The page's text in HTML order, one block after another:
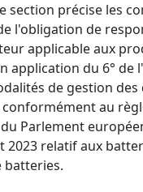
section précise les
l'obligation de
applicable aux
application du 6° de
de gestion
au
Parlement
2023 relatif aux
batteries.